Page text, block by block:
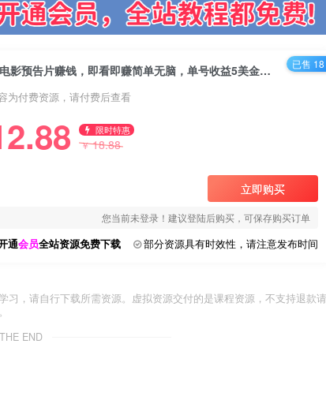
观看电影预告片赚钱，即看即赚简单无脑，单号收益5美金可批量【揭秘】
为付费资源，请付费后查看
限时特惠
￥18.88
立即购买
您当前未登录！建议登陆后购买，可保存购买订单
通会员全站资源免费下载 部分资源具有时效性，请注意发布时间
已售 18
，请自行下载所需资源。虚拟资源交付的是课程资源，不支持退款请
THE END